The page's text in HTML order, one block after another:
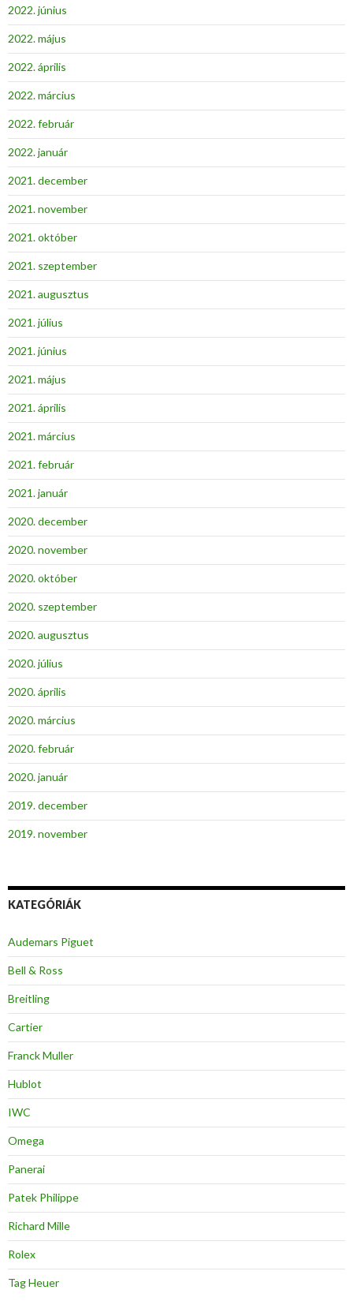
2022. június
2022. május
2022. április
2022. március
2022. február
2022. január
2021. december
2021. november
2021. október
2021. szeptember
2021. augusztus
2021. július
2021. június
2021. május
2021. április
2021. március
2021. február
2021. január
2020. december
2020. november
2020. október
2020. szeptember
2020. augusztus
2020. július
2020. április
2020. március
2020. február
2020. január
2019. december
2019. november
KATEGÓRIÁK
Audemars Piguet
Bell & Ross
Breitling
Cartier
Franck Muller
Hublot
IWC
Omega
Panerai
Patek Philippe
Richard Mille
Rolex
Tag Heuer